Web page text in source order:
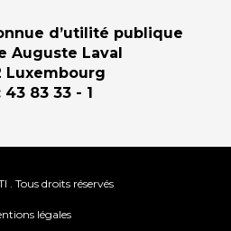
d’utilité publique
Auguste Laval
Luxembourg
43 83 33 - 1
. Tous droits réservés
légales